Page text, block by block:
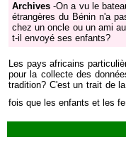
Archives-On a vu le
étrangères du Bénin n'a
chez un oncle ou un ami
t-il envoyé ses enfants?
Les pays africains
pour la collecte des
tradition? C'est un trait de
fois que les enfants et les